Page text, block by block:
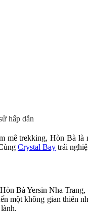
hấp dẫn
trekking, Hòn Bà là
Crystal Bay trải
Bà Yersin Nha
một không gian